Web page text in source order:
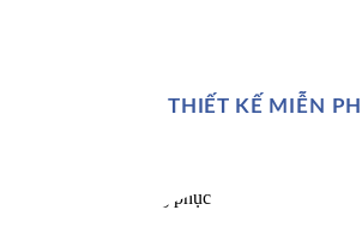
THIẾT KẾ MIỄN PHÍ